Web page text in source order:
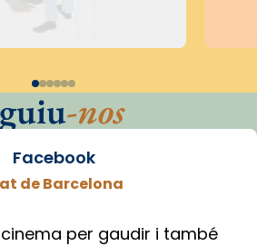
-nos
Facebook
de Barcelona
cinema per gaudir i també